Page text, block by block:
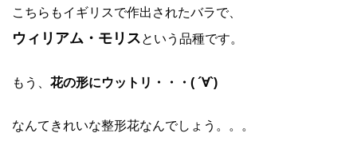
こちらもイギリスで作出されたバラで、
ウィリアム・モリスという品種です。
もう、 花の形にウットリ・・・( ´∀`)
なんてきれいな整形花なんでしょう。。。